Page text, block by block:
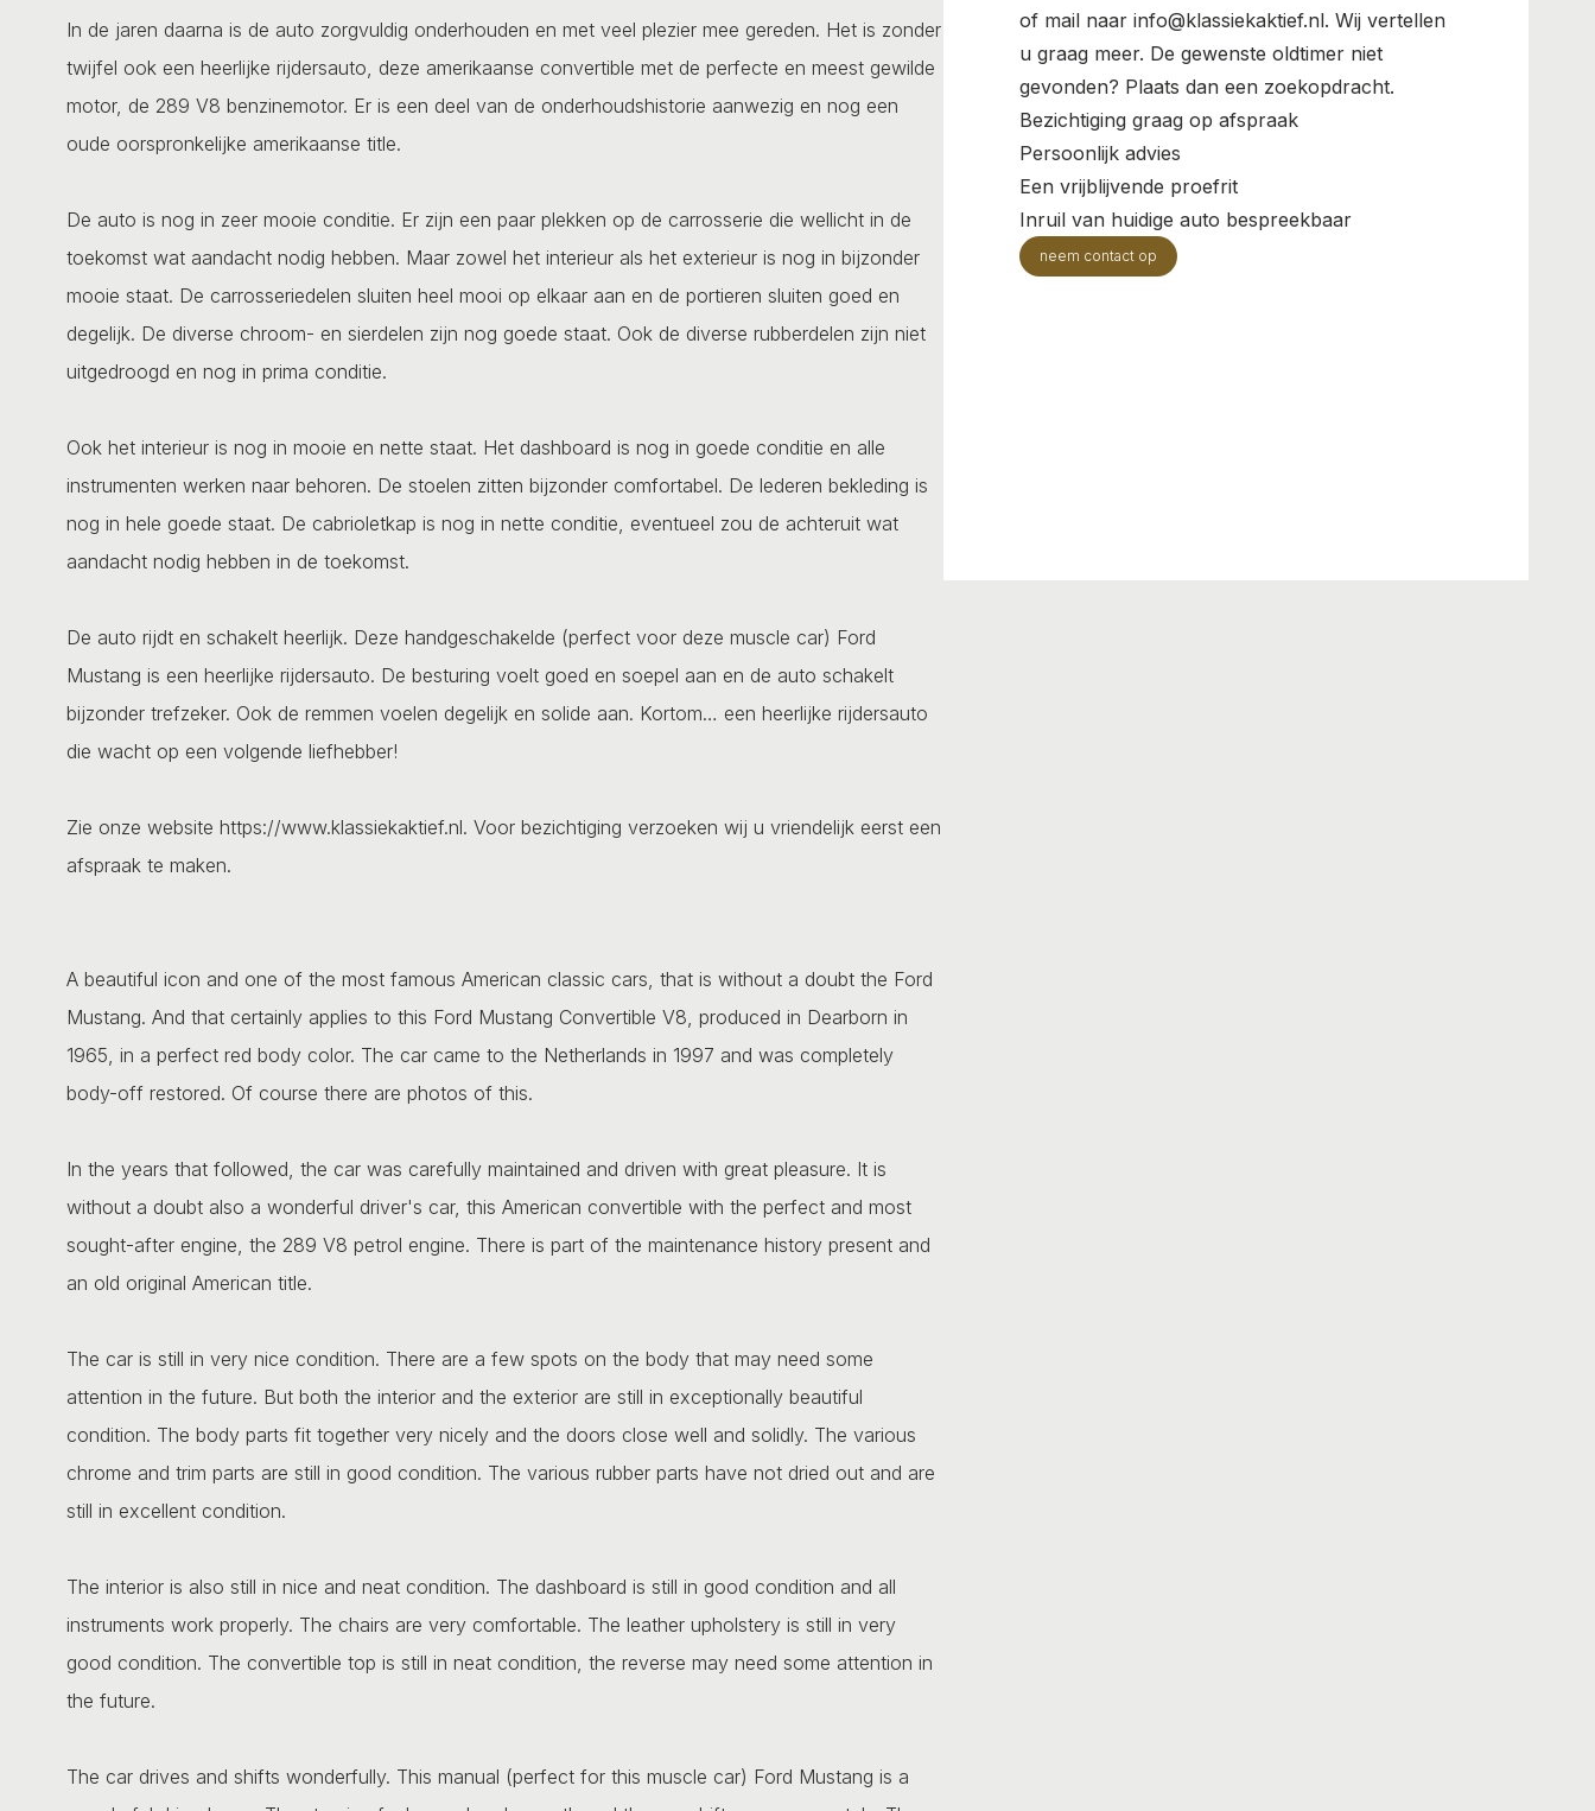
In de jaren daarna is de auto zorgvuldig onderhouden en met veel plezier mee gereden. Het is zonder
twijfel ook een heerlijke rijdersauto, deze amerikaanse convertible met de perfecte en meest gewilde
motor, de 289 V8 benzinemotor. Er is een deel van de onderhoudshistorie aanwezig en nog een
oude oorspronkelijke amerikaanse title.
De auto is nog in zeer mooie conditie. Er zijn een paar plekken op de carrosserie die wellicht in de
toekomst wat aandacht nodig hebben. Maar zowel het interieur als het exterieur is nog in bijzonder
mooie staat. De carrosseriedelen sluiten heel mooi op elkaar aan en de portieren sluiten goed en
degelijk. De diverse chroom- en sierdelen zijn nog goede staat. Ook de diverse rubberdelen zijn niet
uitgedroogd en nog in prima conditie.
Ook het interieur is nog in mooie en nette staat. Het dashboard is nog in goede conditie en alle
instrumenten werken naar behoren. De stoelen zitten bijzonder comfortabel. De lederen bekleding is
nog in hele goede staat. De cabrioletkap is nog in nette conditie, eventueel zou de achteruit wat
aandacht nodig hebben in de toekomst.
De auto rijdt en schakelt heerlijk. Deze handgeschakelde (perfect voor deze muscle car) Ford
Mustang is een heerlijke rijdersauto. De besturing voelt goed en soepel aan en de auto schakelt
bijzonder trefzeker. Ook de remmen voelen degelijk en solide aan. Kortom… een heerlijke rijdersauto
die wacht op een volgende liefhebber!
Zie onze website https://www.klassiekaktief.nl. Voor bezichtiging verzoeken wij u vriendelijk eerst een
afspraak te maken.
A beautiful icon and one of the most famous American classic cars, that is without a doubt the Ford
Mustang. And that certainly applies to this Ford Mustang Convertible V8, produced in Dearborn in
1965, in a perfect red body color. The car came to the Netherlands in 1997 and was completely
body-off restored. Of course there are photos of this.
In the years that followed, the car was carefully maintained and driven with great pleasure. It is
without a doubt also a wonderful driver's car, this American convertible with the perfect and most
sought-after engine, the 289 V8 petrol engine. There is part of the maintenance history present and
an old original American title.
The car is still in very nice condition. There are a few spots on the body that may need some
attention in the future. But both the interior and the exterior are still in exceptionally beautiful
condition. The body parts fit together very nicely and the doors close well and solidly. The various
chrome and trim parts are still in good condition. The various rubber parts have not dried out and are
still in excellent condition.
The interior is also still in nice and neat condition. The dashboard is still in good condition and all
instruments work properly. The chairs are very comfortable. The leather upholstery is still in very
good condition. The convertible top is still in neat condition, the reverse may need some attention in
the future.
The car drives and shifts wonderfully. This manual (perfect for this muscle car) Ford Mustang is a
of mail naar info@klassiekaktief.nl. Wij vertellen
u graag meer. De gewenste oldtimer niet
gevonden? Plaats dan een zoekopdracht.
Bezichtiging graag op afspraak
Persoonlijk advies
Een vrijblijvende proefrit
Inruil van huidige auto bespreekbaar
neem contact op